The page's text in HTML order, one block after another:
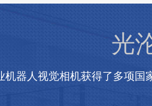
光
机器人视觉相机获得了多项国